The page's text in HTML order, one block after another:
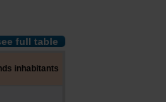
full table
inhabitants